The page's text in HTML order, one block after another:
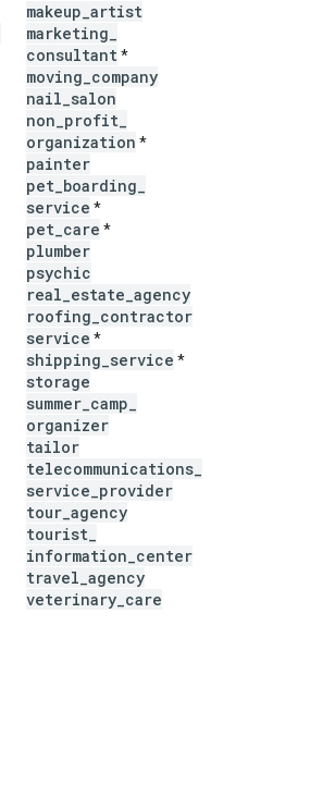
makeup artist
marketing
consultant*
moving company
nail salon
non profit
organization *
painter
pet boarding
service *
pet care *
plumber
psychic
real estate agency
roofing contractor
service *
shipping service *
storage
summer camp
organizer
tailor
telecommunications
service provider
tour agency
tourist
information center
travel agency
veterinary care